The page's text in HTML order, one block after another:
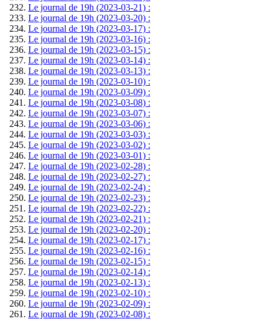
Le journal de 19h (2023-03-21) :
Le journal de 19h (2023-03-20) :
Le journal de 19h (2023-03-17) :
Le journal de 19h (2023-03-16) :
Le journal de 19h (2023-03-15) :
Le journal de 19h (2023-03-14) :
Le journal de 19h (2023-03-13) :
Le journal de 19h (2023-03-10) :
Le journal de 19h (2023-03-09) :
Le journal de 19h (2023-03-08) :
Le journal de 19h (2023-03-07) :
Le journal de 19h (2023-03-06) :
Le journal de 19h (2023-03-03) :
Le journal de 19h (2023-03-02) :
Le journal de 19h (2023-03-01) :
Le journal de 19h (2023-02-28) :
Le journal de 19h (2023-02-27) :
Le journal de 19h (2023-02-24) :
Le journal de 19h (2023-02-23) :
Le journal de 19h (2023-02-22) :
Le journal de 19h (2023-02-21) :
Le journal de 19h (2023-02-20) :
Le journal de 19h (2023-02-17) :
Le journal de 19h (2023-02-16) :
Le journal de 19h (2023-02-15) :
Le journal de 19h (2023-02-14) :
Le journal de 19h (2023-02-13) :
Le journal de 19h (2023-02-10) :
Le journal de 19h (2023-02-09) :
Le journal de 19h (2023-02-08) :